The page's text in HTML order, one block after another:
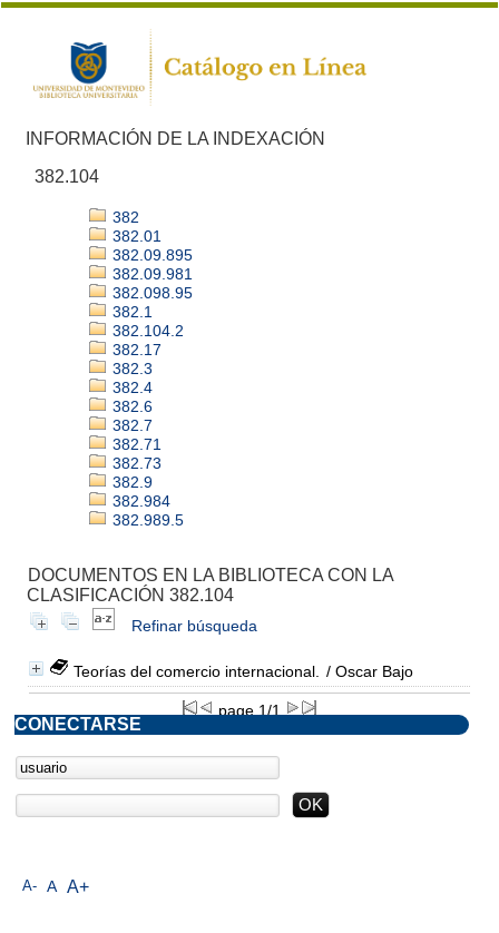
INFORMACIÓN DE LA INDEXACIÓN
382.104
382
382.01
382.09.895
382.09.981
382.098.95
382.1
382.104.2
382.17
382.3
382.4
382.6
382.7
382.71
382.73
382.9
382.984
382.989.5
DOCUMENTOS EN LA BIBLIOTECA CON LA
CLASIFICACIÓN 382.104
Refinar búsqueda
Teorías del comercio internacional. / Oscar Bajo
page 1/1
A- A A+
CONECTARSE